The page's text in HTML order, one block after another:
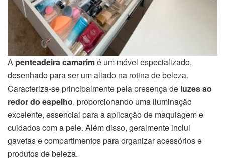
A penteadeira camarimé um móvel especializado,
desenhado para ser um aliado na rotina de beleza.
Caracteriza-se principalmente pela presença de luzes ao
redor do espelho, proporcionando uma iluminação
excelente, essencial para a aplicação de maquiagem e
cuidados com a pele. Além disso, geralmente inclui
gavetas e compartimentos para organizar acessórios e
produtos de beleza.